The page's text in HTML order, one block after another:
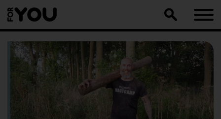
naar
artikel